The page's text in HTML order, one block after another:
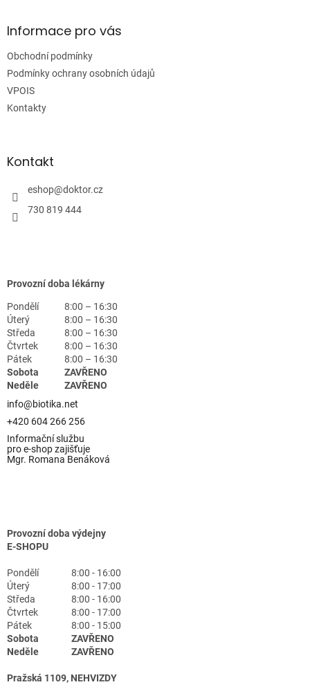
aInformace pro vás
Obchodní podmínky
Podmínky ochrany osobních údajů
VPOIS
Kontakty
Kontakt
eshop@doktor.cz
730 819 444
Provozní doba lékárny
Pondělí
8:00 – 16:30
Úterý
8:00 – 16:30
Středa
8:00 – 16:30
Čtvrtek
8:00 – 16:30
Pátek
8:00 – 16:30
Sobota
ZAVŘENO
Neděle
ZAVŘENO
info@biotika.net
+420 604 266 256
Informační službu
pro e-shop zajišťuje
Mgr. Romana Benáková
Provozní doba výdejny
E-SHOPU
Pondělí
8:00 - 16:00
Úterý
8:00 - 17:00
Středa
8:00 - 16:00
Čtvrtek
8:00 - 17:00
Pátek
8:00 - 15:00
Sobota
ZAVŘENO
Neděle
ZAVŘENO
Pražská 1109, NEHVIZDY